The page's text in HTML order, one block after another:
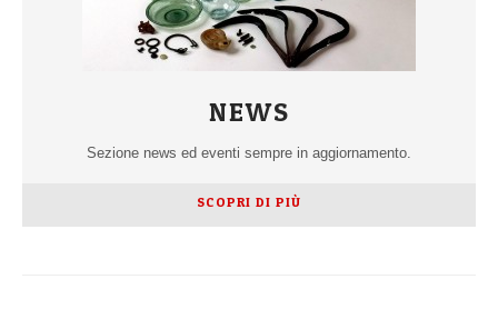
NEWS
Sezione news ed eventi sempre in aggiornamento.
SCOPRI DI PIÙ